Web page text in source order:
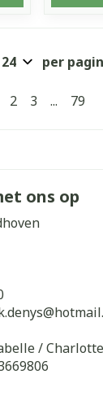
Pagina's
lees
Pagina
2 Pagina
3 ... 79
per
ons op
/